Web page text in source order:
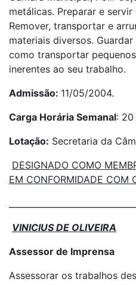
metálicas. Preparar e
Remover, transportar e
materiais diversos.
como transportar
inerentes ao seu trabalho.
Admissão: 11/05/2004.
Carga Horária Semanal: 20
Lotação: Secretaria da
DESIGNADO COMO
EM CONFORMIDADE COM
VINICIUS DE OLIVEIRA
Assessor de Imprensa
Assessorar os trabalhos